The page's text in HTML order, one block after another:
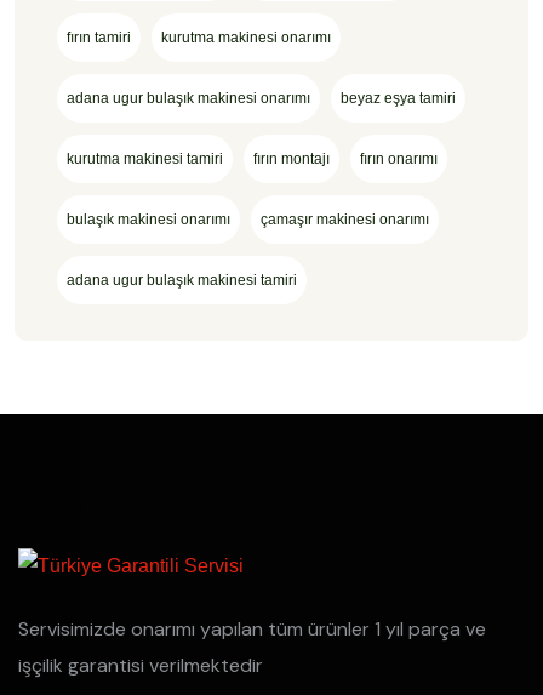
fırın tamiri kurutma makinesi onarımı
adana ugur bulaşık makinesi onarımı beyaz eşya tamiri
kurutma makinesi tamiri fırın montajı fırın onarımı
bulaşık makinesi onarımı çamaşır makinesi onarımı
adana ugur bulaşık makinesi tamiri
Servisimizde onarımı yapılan tüm ürünler 1 yıl parça ve
işçilik garantisi verilmektedir